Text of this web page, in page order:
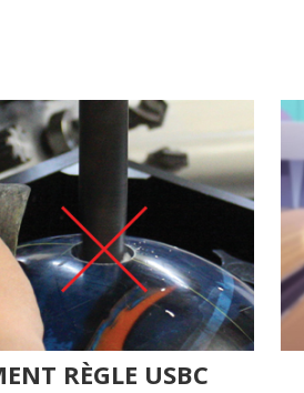
RÈGLE USBC